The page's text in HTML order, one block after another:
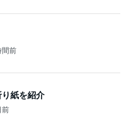
間前
紙を紹介
前